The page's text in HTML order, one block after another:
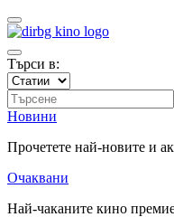
Търси в:
Новини
Прочетете най-новите и
Очаквани
Най-чаканите кино